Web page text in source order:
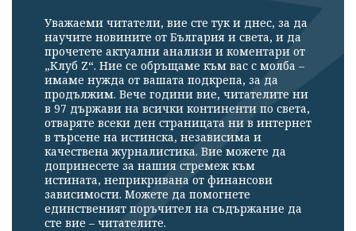
Уважаеми читатели, вие сте тук и днес, за да
научите новините от България и света, и да
прочетете актуални анализи и коментари от
„Клуб Z“. Ние се обръщаме към вас с молба –
имаме нужда от вашата подкрепа, за да
продължим. Вече години вие, читателите ни
в 97 държави на всички континенти по света,
отваряте всеки ден страницата ни в интернет
в търсене на истинска, независима и
качествена журналистика. Вие можете да
допринесете за нашия стремеж към
истината, неприкривана от финансови
зависимости. Можете да помогнете
единственият поръчител на съдържание да
сте вие – читателите.